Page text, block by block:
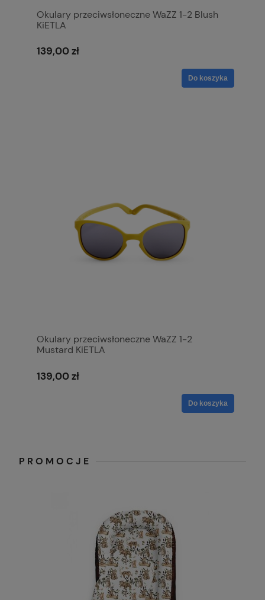
Okulary przeciwsłoneczne WaZZ 1-2 Blush
KiETLA
139,00 zł
Do koszyka
Okulary przeciwsłoneczne WaZZ 1-2
Mustard KiETLA
139,00 zł
Do koszyka
PROMOCJE